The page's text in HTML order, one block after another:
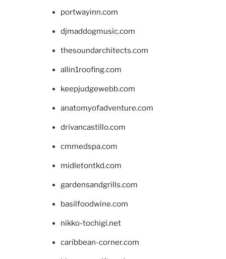
portwayinn.com
djmaddogmusic.com
thesoundarchitects.com
allin1roofing.com
keepjudgewebb.com
anatomyofadventure.com
drivancastillo.com
cmmedspa.com
midletontkd.com
gardensandgrills.com
basilfoodwine.com
nikko-tochigi.net
caribbean-corner.com